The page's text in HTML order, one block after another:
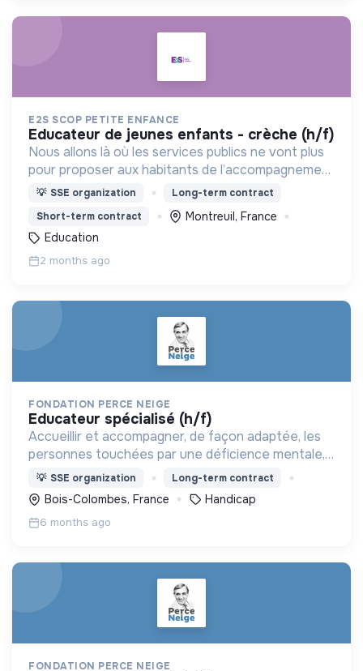
E2S SCOP PETITE ENFANCE
educateur de jeunes enfants - crèche (h/f)
Nous allons là où les services publics ne vont plus
pour proposer aux habitants de l’accompagnement
des territoires des solutions en matière de petite
enfance et d’insertion professionnelle.
💡 SSE organization
Long-term contract
Short-term contract
Montreuil, France
Education
2 months ago
FONDATION PERCE NEIGE
educateur spécialisé (h/f)
Accueillir et accompagner, de façon adaptée, les
personnes touchées par une déficience mentale,
un handicap physique ou psychique
💡 SSE organization Long-term contract
Bois-Colombes, France Handicap
6 months ago
FONDATION PERCE NEIGE